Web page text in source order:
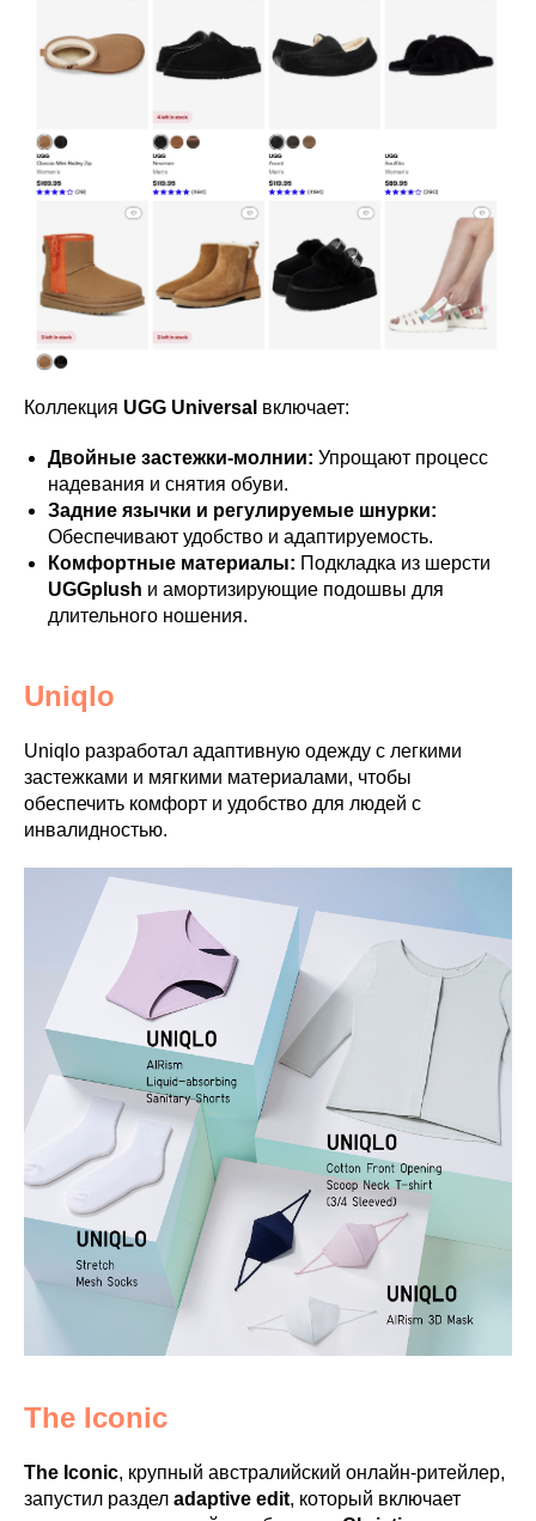
Коллекция UGG Universal включает:
Двойные застежки-молнии: Упрощают процесс
надевания и снятия обуви.
Задние язычки и регулируемые шнурки:
Обеспечивают удобство и адаптируемость.
Комфортные материалы: Подкладка из шерсти
UGGplush и амортизирующие подошвы для
длительного ношения.
Uniqlo
Uniqlo разработал адаптивную одежду с легкими
застежками и мягкими материалами, чтобы
обеспечить комфорт и удобство для людей с
инвалидностью.
The Iconic
The Iconic, крупный австралийский онлайн-ритейлер,
запустил раздел adaptive edit, который включает